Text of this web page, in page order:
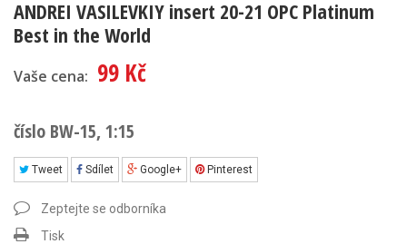
ANDREI VASILEVKIY insert 20-21 OPC Platinum
Best in the World
Vaše cena: 99 Kč
číslo BW-15, 1:15
Tweet Sdílet Google+ Pinterest
Zeptejte se odborníka
Tisk